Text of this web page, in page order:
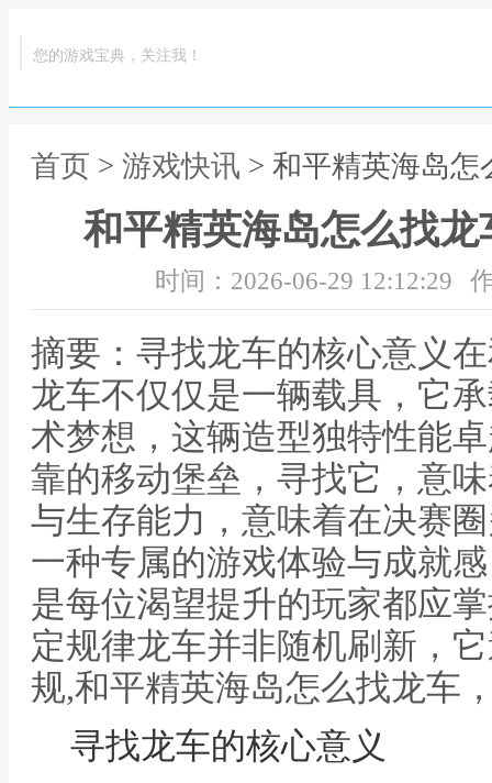
您的游戏宝典，关注我！
首页 > 游戏快讯 > 和平精英海岛
和平精英海岛怎么找
时间：2026-06-29 12:12:29
摘要：寻找龙车的核心意义
龙车不仅仅是一辆载具，它
术梦想，这辆造型独特性能
靠的移动堡垒，寻找它，意
与生存能力，意味着在决赛
一种专属的游戏体验与成就
是每位渴望提升的玩家都应
定规律龙车并非随机刷新，
规,和平精英海岛怎么找龙车
寻找龙车的核心意义